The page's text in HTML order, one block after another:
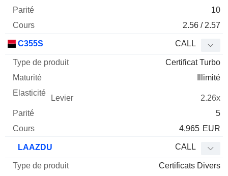
10
2.56 / 2.57
C355S CALL
Certificat Turbo
Illimité
2.26x
5
4,965 EUR
LAAZDU CALL
Certificats Divers